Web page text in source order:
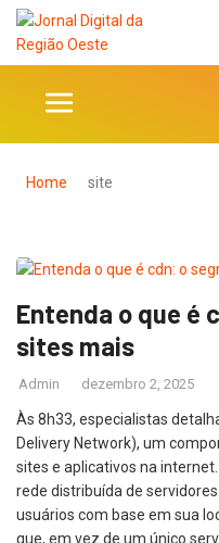
Home site
Entenda o que é
sites mais
Admin dezembro 2, 2025
Às 8h33, especialistas
Delivery Network), um
sites e aplicativos na
rede distribuída de
usuários com base em sua
que, em vez de um único